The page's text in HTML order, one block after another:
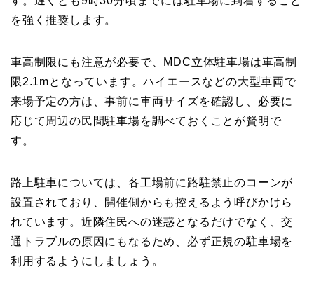
を強く推奨します。
車高制限にも注意が必要で、MDC立体駐車場は車高制
限2.1mとなっています。ハイエースなどの大型車両で
来場予定の方は、事前に車両サイズを確認し、必要に
応じて周辺の民間駐車場を調べておくことが賢明で
す。
路上駐車については、各工場前に路駐禁止のコーンが
設置されており、開催側からも控えるよう呼びかけら
れています。近隣住民への迷惑となるだけでなく、交
通トラブルの原因にもなるため、必ず正規の駐車場を
利用するようにしましょう。